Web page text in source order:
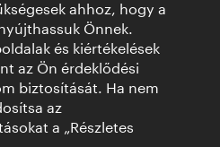
ahhoz, hogy a
Önnek.
és kiértékelések
az Ön érdeklődési
biztosítását. Ha nem
az
a „Részletes